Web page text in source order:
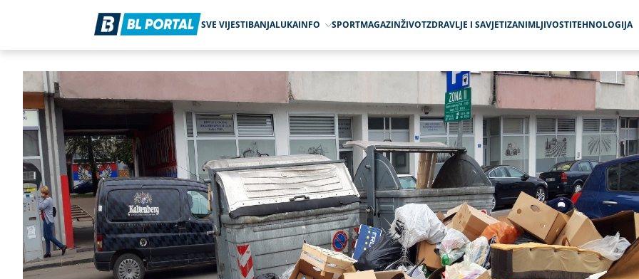
SVE VIJESTIBANJALUKAINFO SPORTMAGAZINŽIVOTZDRAVLJE I SAVJETIZANIMLJIVOSTITEHNOLOGIJA